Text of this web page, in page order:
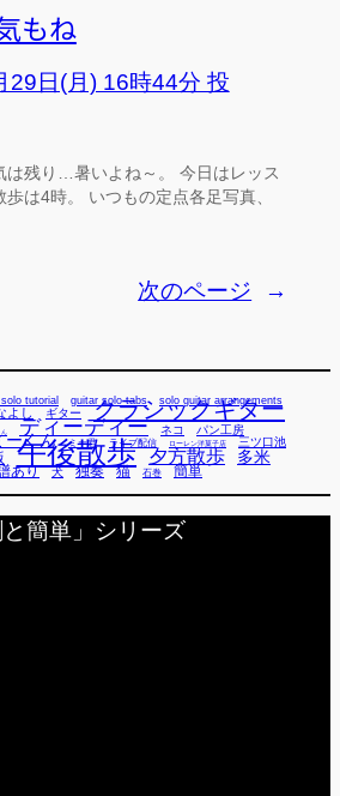
もね
29日(月) 16時44分 投
は残り…暑いよね～。 今日はレッス
は4時。 いつもの定点各足写真、
次のページ →
tutorial guitar solo tabs solo guitar arrangements
よし ギター クラシックギター
ディーディー ネコ パン工房
ーくん ミー君 ライブ配信 ローレン洋菓子店 三ツ口池
午後散歩 夕方散歩 多米
あり 犬 独奏 猫 石巻 簡単
と簡単」シリーズ